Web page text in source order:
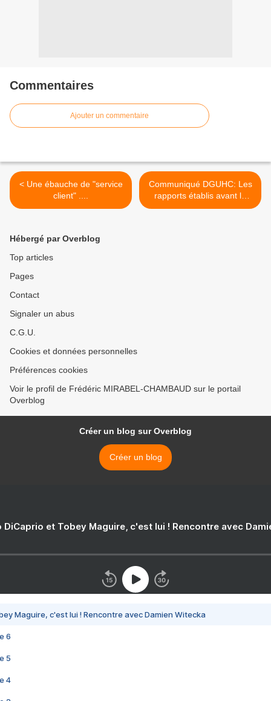
Commentaires
Ajouter un commentaire
< Une ébauche de "service
client" ....
Communiqué DGUHC: Les
rapports établis avant le
premier novembre
Hébergé par Overblog
Top articles
Pages
Contact
Signaler un abus
C.G.U.
Cookies et données personnelles
Préférences cookies
Voir le profil de Frédéric MIRABEL-CHAMBAUD sur le portail
Overblog
Créer un blog sur Overblog
Créer un blog
DiCaprio et Tobey Maguire, c'est lui ! Rencontre avec
Maguire, c'est lui ! Rencontre avec Damien Witecka
6
5
4